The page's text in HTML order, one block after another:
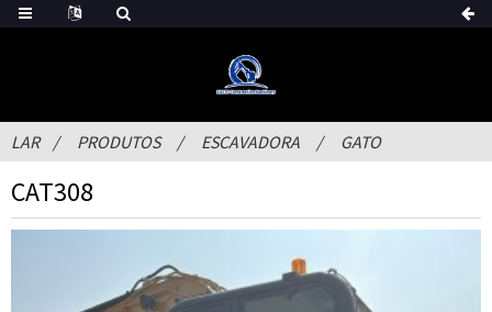
LAR PRODUTOS ESCAVADORA GATO
CAT308